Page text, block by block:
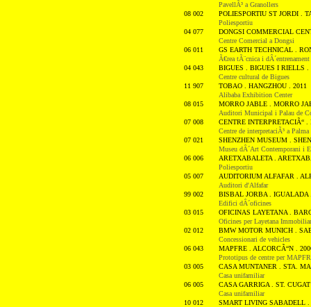
PavellÃ³ a Granollers
08 002
POLIESPORTIU ST JORDI .
Poliesportiu
04 077
DONGSI COMMERCIAL
Centre Comercial a Dongsi
06 011
GS EARTH TECHNICAL .
Ã€rea tÃ¨cnica i
04 043
BIGUES . BIGUES I RIELLS .
Centre cultural de Bigues
11 907
TOBAO . HANGZHOU . 2011
Alibaba Exhibition Center
08 015
MORRO JABLE . MORRO
Auditori Municipal i Palau de
07 008
CENTRE INTERPRETACIÃ“
Centre de interpretaciÃ³ a Palma
07 021
SHENZHEN MUSEUM .
Museu dÂ´Art Contemporani i
06 006
ARETXABALETA .
Poliesportiu
05 007
AUDITORIUM ALFAFAR .
Auditori d'Alfafar
99 002
BISBAL JORBA . IGUALADA
Edifici dÂ´oficines
03 015
OFICINAS LAYETANA .
Oficines per Layetana
02 012
BMW MOTOR MUNICH .
Concessionari de vehicles
06 043
MAPFRE . ALCORCÃ“N .
Prototipus de centre per
03 005
CASA MUNTANER . STA.
Casa unifamiliar
06 005
CASA GARRIGA . ST.
Casa unifamiliar
10 012
SMART LIVING SABADELL